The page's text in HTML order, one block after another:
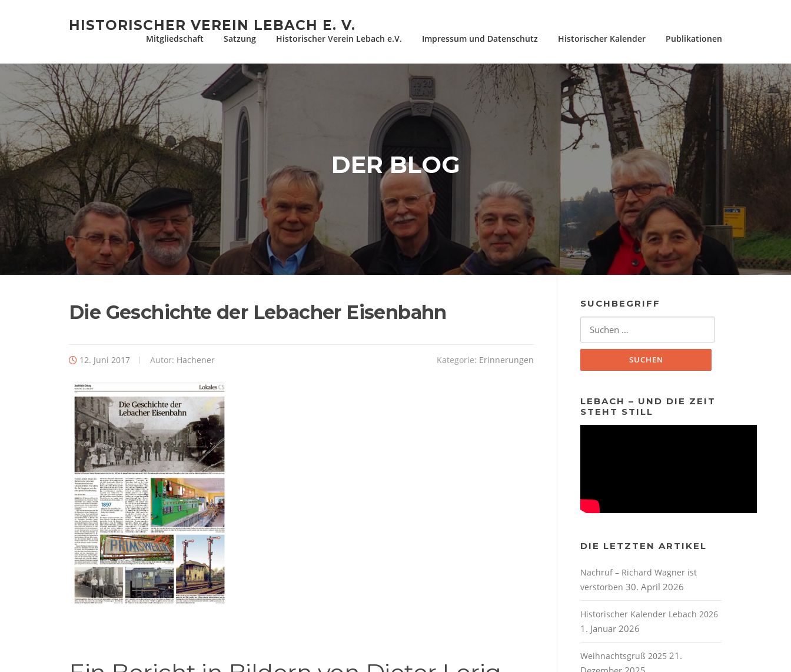
HISTORISCHER VEREIN LEBACH E. V.
Mitgliedschaft Satzung Historischer Verein Lebach e.V. Impressum und Datenschutz Historischer Kalender Publikationen
DER BLOG
Die Geschichte der Lebacher Eisenbahn
12. Juni 2017 Autor: Hachener Kategorie: Erinnerungen
SUCHBEGRIFF
Suchen
LEBACH – UND DIE ZEIT
STEHT STILL
DIE LETZTEN ARTIKEL
Nachruf – Richard Wagner ist
verstorben 30. April 2026
Historischer Kalender Lebach 2026
1. Januar 2026
Weihnachtsgruß 2025 21.